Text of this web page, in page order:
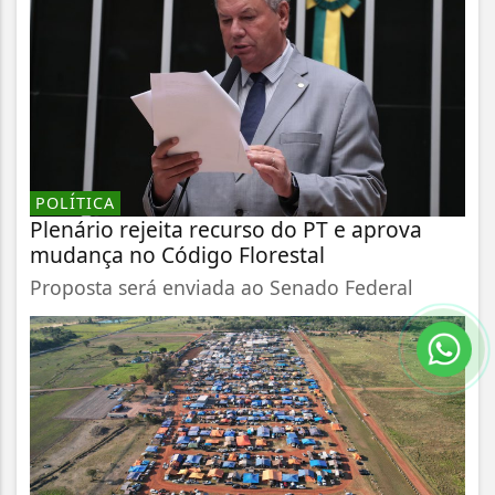
POLÍTICA
Plenário rejeita recurso do PT e aprova
mudança no Código Florestal
Proposta será enviada ao Senado Federal